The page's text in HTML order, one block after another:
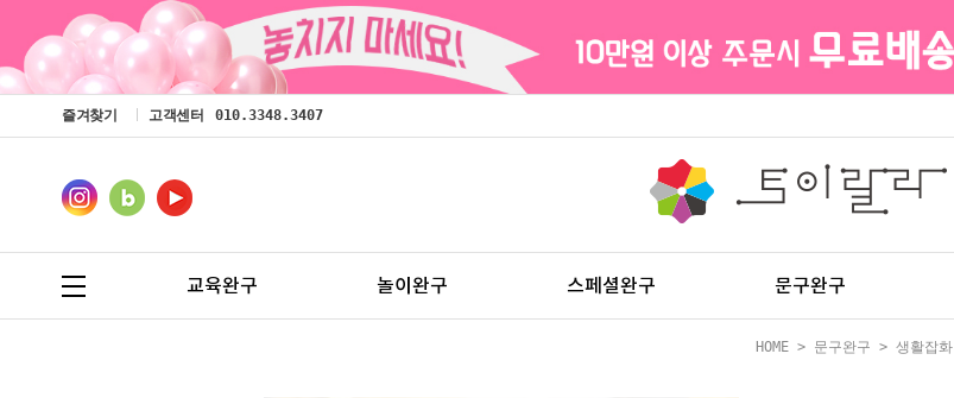
즐겨찾기 고객센터 010.3348.3407
교육완구 놀이완구 스페셜완구 문구완구
HOME > 문구완구 > 생활잡화